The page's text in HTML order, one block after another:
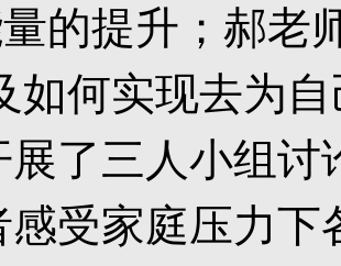
的提升；郝老
如何实现去为
展了三人小组
感受家庭压力